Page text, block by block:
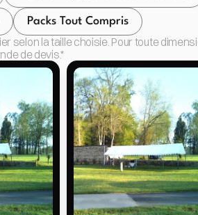
Packs Tout Compris
selon la taille choisie. Pour toute
de devis.*